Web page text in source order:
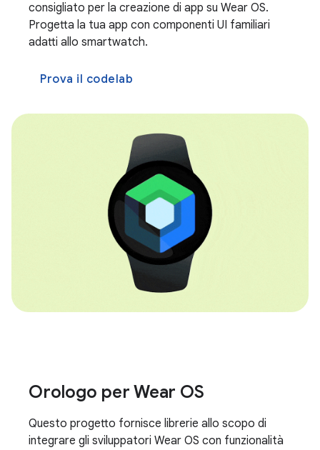
consigliato per la creazione di app su Wear OS.
Progetta la tua app con componenti UI familiari
adatti allo smartwatch.
Prova il codelab
Orologo per Wear OS
Questo progetto fornisce librerie allo scopo di
integrare gli sviluppatori Wear OS con funzionalità